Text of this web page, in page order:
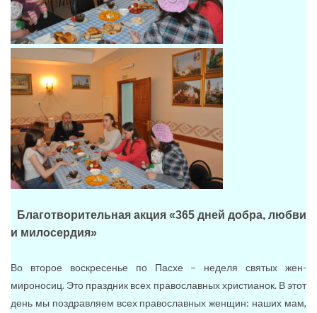
Благотворительная акция «365 дней добра, любви
и милосердия»
Во второе воскресенье по Пасхе – неделя святых жен-
мироносиц. Это праздник всех православных христианок. В этот
день мы поздравляем всех православных женщин: наших мам,